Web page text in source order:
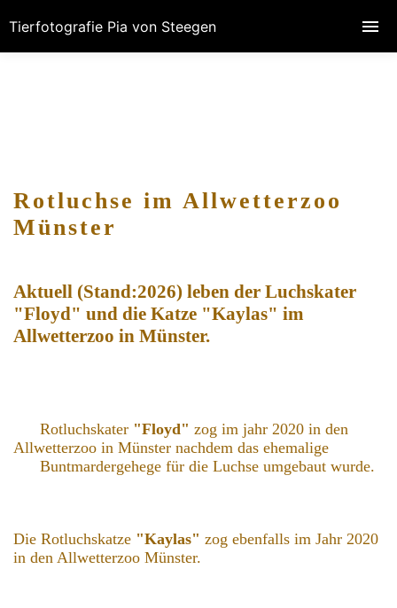
Rotluchse im Allwetterzoo
Münster
Aktuell (Stand:2026) leben der Luchskater
"Floyd" und die Katze "Kaylas" im
Allwetterzoo in Münster.
Rotluchskater "Floyd" zog im jahr 2020 in den
Allwetterzoo in Münster nachdem das ehemalige
Buntmardergehege für die Luchse umgebaut wurde.
Die Rotluchskatze "Kaylas" zog ebenfalls im Jahr 2020
in den Allwetterzoo Münster.
Tierfotografie Pia von Steegen